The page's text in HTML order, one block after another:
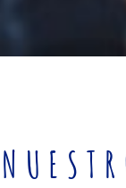
mejorar